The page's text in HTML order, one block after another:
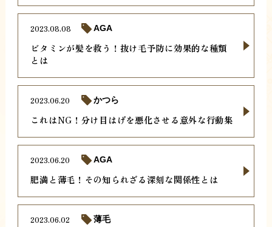
ビタミンが髪を救う！抜け毛予防に効果的な種類
とは
2023.08.08 AGA
これはNG！分け目はげを悪化させる意外な行動集
2023.06.20 かつら
肥満と薄毛！その知られざる深刻な関係性とは
2023.06.20 AGA
2023.06.02 薄毛